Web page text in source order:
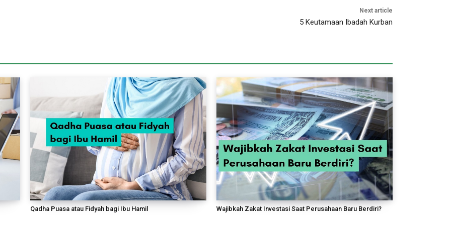
Next article
5 Keutamaan Ibadah Kurban
Qadha Puasa atau Fidyah bagi Ibu Hamil Wajibkah Zakat Investasi Saat Perusahaan Baru Berdiri?